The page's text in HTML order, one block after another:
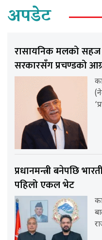
अपडेट
रासायनिक मलको सहज
सरकारसँग प्रचण्डको
प्रधानमन्त्री बनेपछि
पहिलो एकल भेट